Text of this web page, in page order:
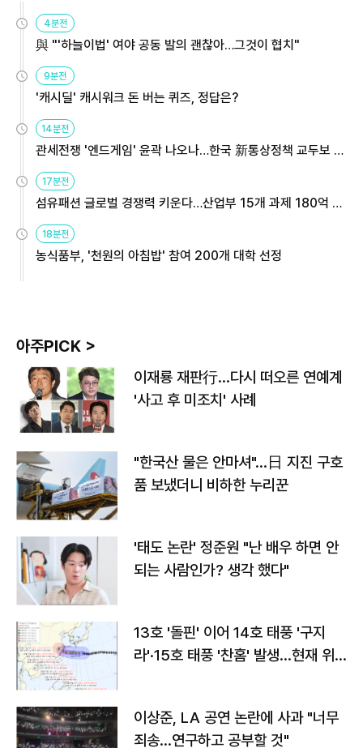
4분전
與 "'하늘이법' 여야 공동 발의 괜찮아…그것이 협치"
9분전
'캐시딜' 캐시워크 돈 버는 퀴즈, 정답은?
14분전
관세전쟁 '엔드게임' 윤곽 나오나…한국 新통상정책 교두보 활
용해야
17분전
섬유패션 글로벌 경쟁력 키운다…산업부 15개 과제 180억 지
원
18분전
농식품부, '천원의 아침밥' 참여 200개 대학 선정
아주PICK >
이재룡 재판行…다시 떠오른 연예계
'사고 후 미조치' 사례
"한국산 물은 안마셔"…日 지진 구호
품 보냈더니 비하한 누리꾼
'태도 논란' 정준원 "난 배우 하면 안
되는 사람인가? 생각 했다"
13호 '돌핀' 이어 14호 태풍 '구지
라'·15호 태풍 '찬홈' 발생…현재 위
이상준, LA 공연 논란에 사과 "너무
죄송…연구하고 공부할 것"